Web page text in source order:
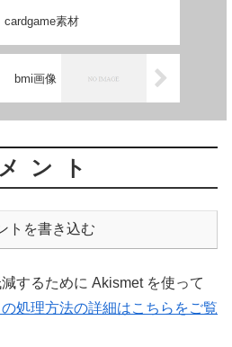
cardgame素材
bmi画像
ント
トを書き込む
するために Akismet を使って
処理方法の詳細はこちらをご覧